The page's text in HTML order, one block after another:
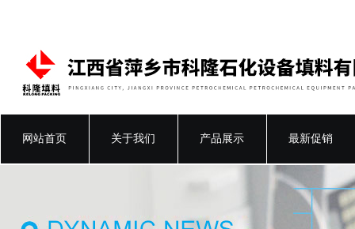
网站首页 关于我们 产品展示 最新促销